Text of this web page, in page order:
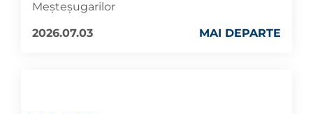
Meșteșugarilor
2026.07.03
MAI DEPARTE